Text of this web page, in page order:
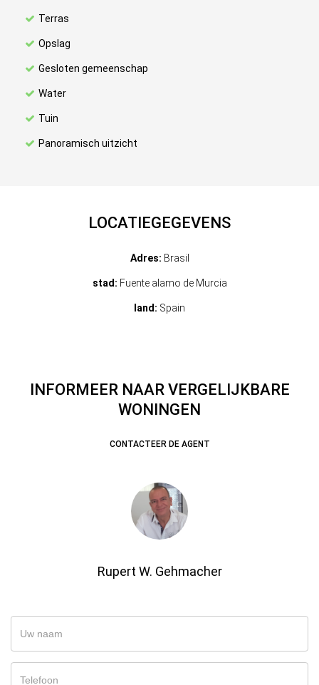
Terras
Opslag
Gesloten gemeenschap
Water
Tuin
Panoramisch uitzicht
LOCATIEGEGEVENS
Adres: Brasil
stad: Fuente alamo de Murcia
land: Spain
INFORMEER NAAR VERGELIJKBARE
WONINGEN
CONTACTEER DE AGENT
Rupert W. Gehmacher